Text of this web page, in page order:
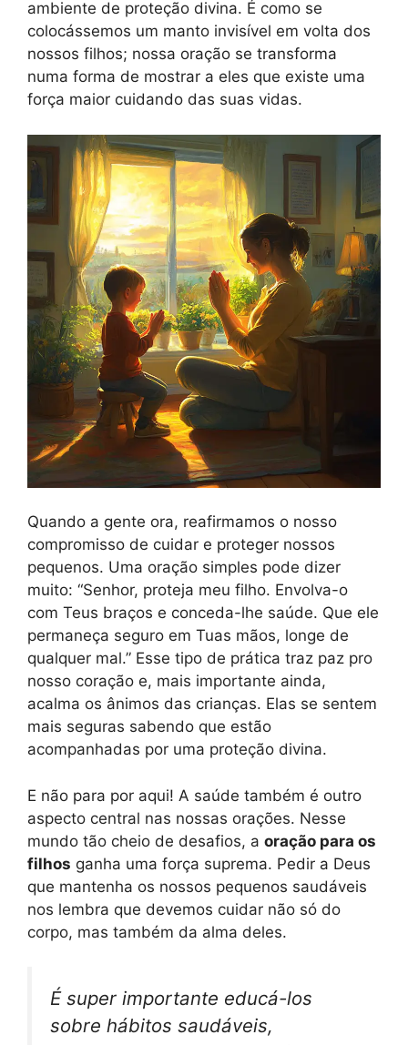
ambiente de proteção divina. É como se
colocássemos um manto invisível em volta dos
nossos filhos; nossa oração se transforma
numa forma de mostrar a eles que existe uma
força maior cuidando das suas vidas.
Quando a gente ora, reafirmamos o nosso
compromisso de cuidar e proteger nossos
pequenos. Uma oração simples pode dizer
muito: “Senhor, proteja meu filho. Envolva-o
com Teus braços e conceda-lhe saúde. Que ele
permaneça seguro em Tuas mãos, longe de
qualquer mal.” Esse tipo de prática traz paz pro
nosso coração e, mais importante ainda,
acalma os ânimos das crianças. Elas se sentem
mais seguras sabendo que estão
acompanhadas por uma proteção divina.
E não para por aqui! A saúde também é outro
aspecto central nas nossas orações. Nesse
mundo tão cheio de desafios, a oração para os
filhos ganha uma força suprema. Pedir a Deus
que mantenha os nossos pequenos saudáveis
nos lembra que devemos cuidar não só do
corpo, mas também da alma deles.
É super importante educá-los
sobre hábitos saudáveis,